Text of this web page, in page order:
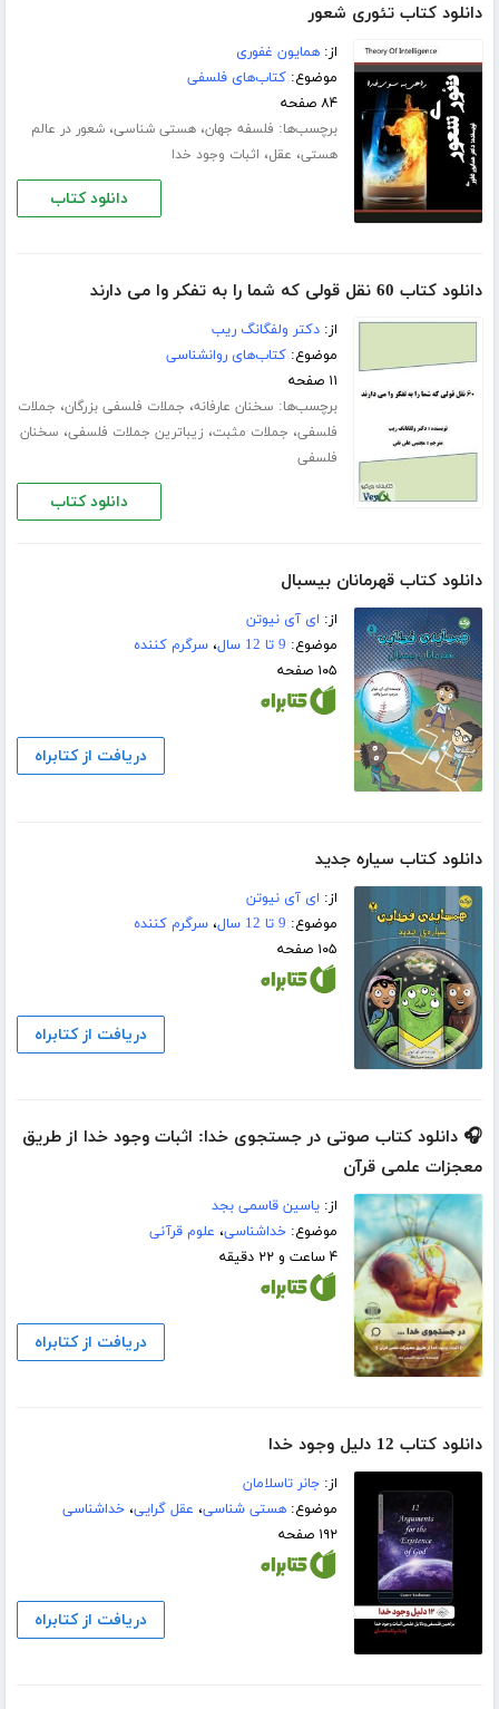
دانلود کتاب تئوری شعور
از:همایون غفوری
موضوع:کتاب‌های فلسفی
۸۴ صفحه
برچسب‌ها: فلسفه جهان،هستی شناسی،شعور در عالم
هستی، عقل، اثبات وجود خدا
دانلود کتاب
دانلود کتاب 60 نقل قولی که شما را به تفکر وا می دارند
از:دکتر ولفگانگ ریب
موضوع:کتاب‌های روانشناسی
۱۱ صفحه
برچسب‌ها: سخنان عارفانه، جملات فلسفی بزرگان، جملات
فلسفی، جملات مثبت، زیباترین جملات فلسفی، سخنان
فلسفی
دانلود کتاب
دانلود کتاب قهرمانان بیسبال
از: ای آی نیوتن
موضوع: 9 تا 12 سال ،سرگرم کننده
۱۰۵ صفحه
دریافت از کتابراه
دانلود کتاب سیاره جدید
از: ای آی نیوتن
موضوع: 9 تا 12 سال ،سرگرم کننده
۱۰۵ صفحه
دریافت از کتابراه
🎧 دانلود کتاب صوتی در جستجوی خدا: اثبات وجود خدا از طریق
معجزات علمی قرآن
از:یاسین قاسمی بجد
موضوع:خداشناسی، علوم قرآنی
۴ ساعت و ۲۲ دقیقه
دریافت از کتابراه
دانلود کتاب 12 دلیل وجود خدا
از:جانر تاسلامان
موضوع:هستی شناسی، عقل گرایی،خداشناسی
۱۹۲ صفحه
دریافت از کتابراه